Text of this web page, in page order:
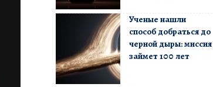
Ученые нашли
способ добраться до
черной дыры: миссия
займет 100 лет